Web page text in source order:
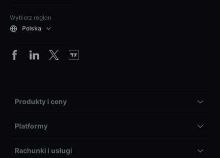
Wybierz region
Polska
Produkty i ceny
Platformy
Rachunki i usługi